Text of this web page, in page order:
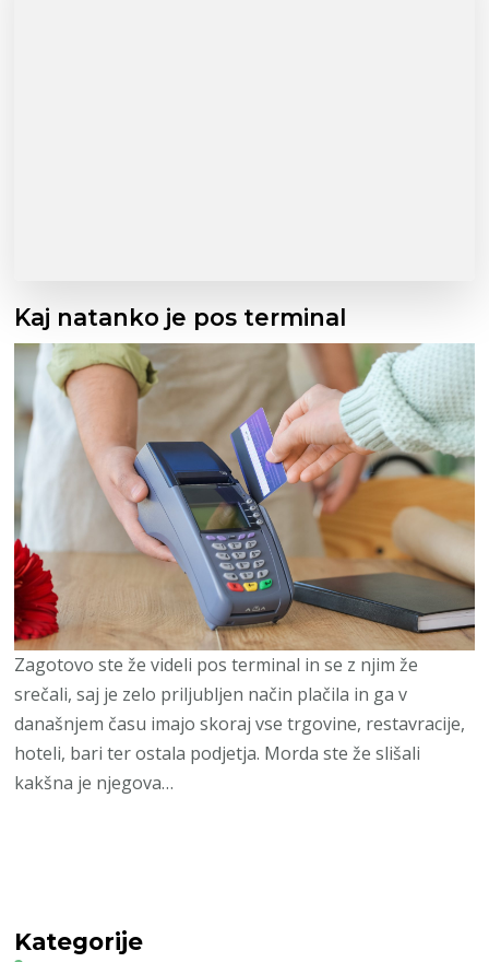
Kaj natanko je pos terminal
Zagotovo ste že videli pos terminal in se z njim že
srečali, saj je zelo priljubljen način plačila in ga v
današnjem času imajo skoraj vse trgovine, restavracije,
hoteli, bari ter ostala podjetja. Morda ste že slišali
kakšna je njegova…
Kategorije